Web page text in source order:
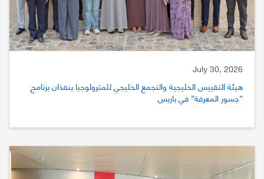
July 30, 2026
هيئة التقييس الخليجية والتجمع الخليجي للمترولوجيا ينفذان برنامج
“جسور المعرفة” في باريس